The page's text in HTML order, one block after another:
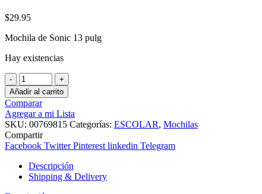
$29.95
Mochila de Sonic 13 pulg
Hay existencias
Mochila
de
Sonic
cantidad
Añadir al carrito
Comparar
Agregar a mi Lista
SKU: 00769815 Categorías: ESCOLAR, Mochilas
Compartir
Facebook Twitter Pinterest linkedin Telegram
Descripción
Shipping & Delivery